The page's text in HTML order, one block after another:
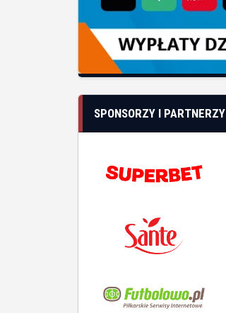
SPONSORZY I PARTNERZY